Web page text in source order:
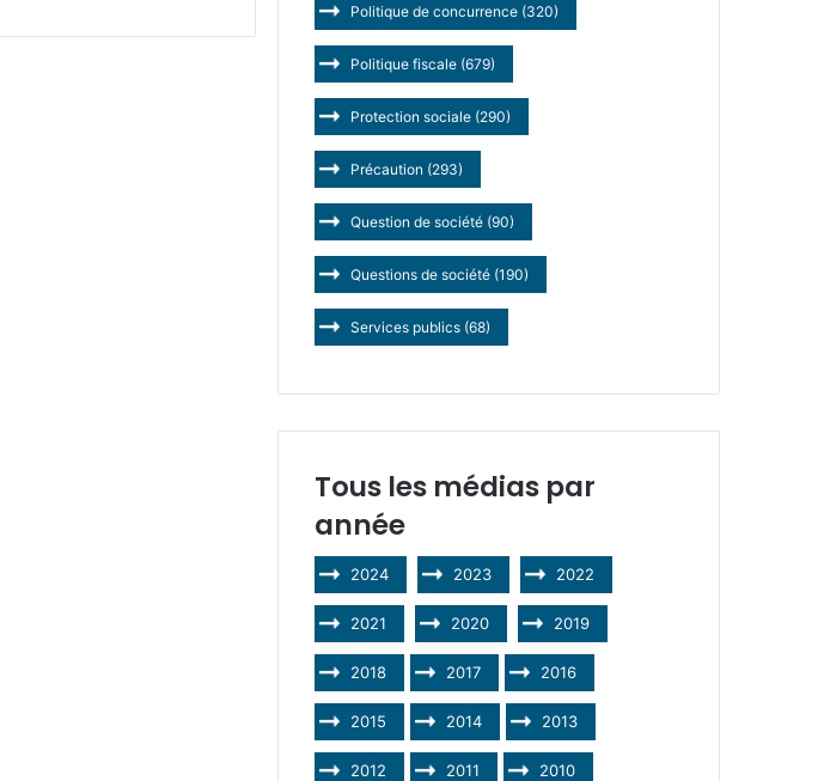
Politique de concurrence (320)
Politique fiscale (679)
Protection sociale (290)
Précaution (293)
Question de société (90)
Questions de société (190)
Services publics (68)
Tous les médias par
année
2024 2023 2022
2021 2020 2019
2018 2017 2016
2015 2014 2013
2012 2011 2010